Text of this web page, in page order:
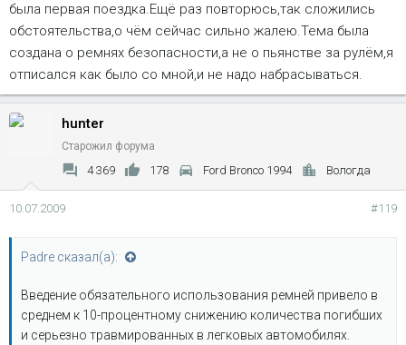
была первая поездка.Ещё раз повторюсь,так сложились
обстоятельства,о чём сейчас сильно жалею.Тема была
создана о ремнях безопасности,а не о пьянстве за рулём,я
отписался как было со мной,и не надо набрасываться.
hunter
Старожил форума
4 369 178 Ford Bronco 1994 Вологда
10.07.2009 #119
Padre сказал(а):
Введение обязательного использования ремней привело в
среднем к 10-процентному снижению количества погибших
и серьезно травмированных в легковых автомобилях.